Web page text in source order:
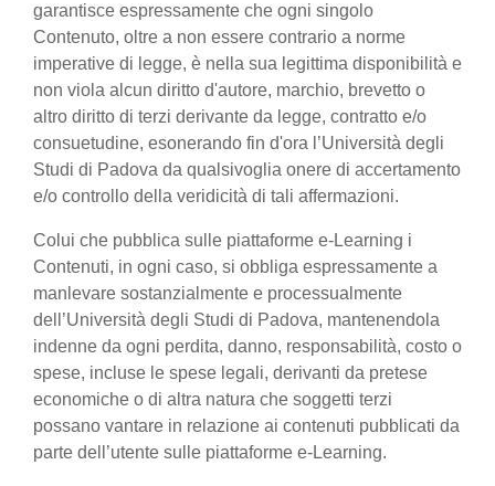
garantisce espressamente che ogni singolo
Contenuto, oltre a non essere contrario a norme
imperative di legge, è nella sua legittima disponibilità e
non viola alcun diritto d'autore, marchio, brevetto o
altro diritto di terzi derivante da legge, contratto e/o
consuetudine, esonerando fin d'ora l’Università degli
Studi di Padova da qualsivoglia onere di accertamento
e/o controllo della veridicità di tali affermazioni.
Colui che pubblica sulle piattaforme e-Learning i
Contenuti, in ogni caso, si obbliga espressamente a
manlevare sostanzialmente e processualmente
dell’Università degli Studi di Padova, mantenendola
indenne da ogni perdita, danno, responsabilità, costo o
spese, incluse le spese legali, derivanti da pretese
economiche o di altra natura che soggetti terzi
possano vantare in relazione ai contenuti pubblicati da
parte dell’utente sulle piattaforme e-Learning.